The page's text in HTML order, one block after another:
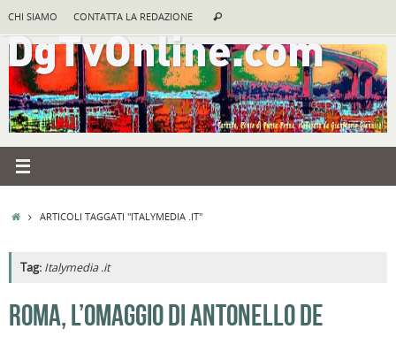
contenuto
CHI SIAMO CONTATTA LA REDAZIONE Cerca
HOMEARTICOLI TAGGATI "ITALYMEDIA .IT"
Tag: Italymedia .it
ROMA, L’OMAGGIO DI ANTONELLO DE